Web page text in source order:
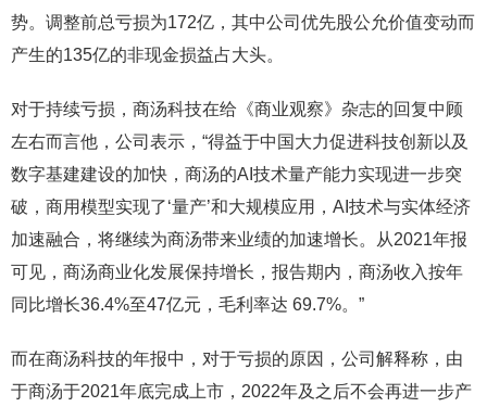
势。调整前总亏损为172亿，其中公司优先股公允价值变动而
产生的135亿的非现金损益占大头。
对于持续亏损，商汤科技在给《商业观察》杂志的回复中顾
左右而言他，公司表示，“得益于中国大力促进科技创新以及
数字基建建设的加快，商汤的AI技术量产能力实现进一步突
破，商用模型实现了‘量产’和大规模应用，AI技术与实体经济
加速融合，将继续为商汤带来业绩的加速增长。从2021年报
可见，商汤商业化发展保持增长，报告期内，商汤收入按年
同比增长36.4%至47亿元，毛利率达 69.7%。”
而在商汤科技的年报中，对于亏损的原因，公司解释称，由
于商汤于2021年底完成上市，2022年及之后不会再进一步产